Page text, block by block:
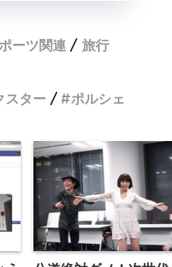
ーツ関連
旅行
スター ポルシェ